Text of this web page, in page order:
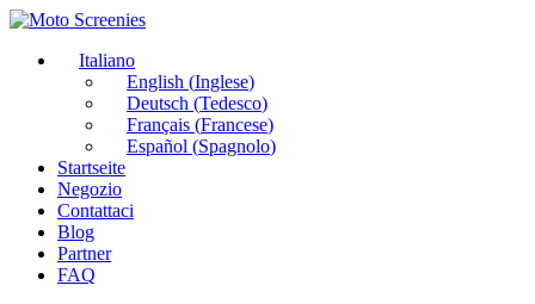
Italiano
English (Inglese)
Deutsch (Tedesco)
Français (Francese)
Español (Spagnolo)
Startseite
Negozio
Contattaci
Blog
Partner
FAQ